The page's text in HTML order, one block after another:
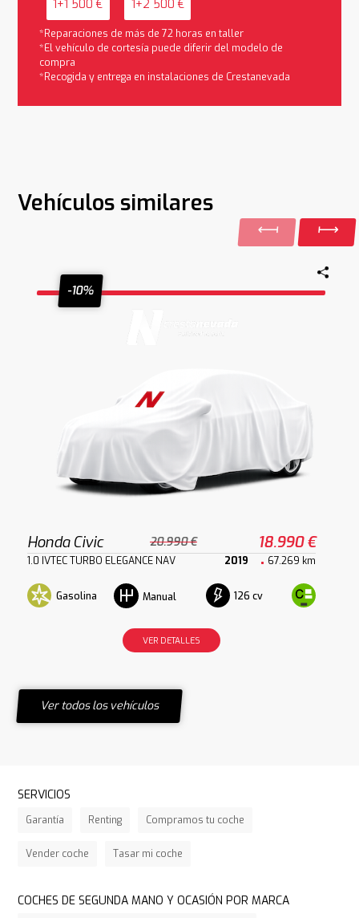
1+1 500 € 1+2 500 €
*Reparaciones de más de 72 horas en taller
*El vehículo de cortesía puede diferir del modelo de
compra
*Recogida y entrega en instalaciones de Crestanevada
Vehículos similares
-10%
Honda Civic 20.990 € 18.990 €
1.0 IVTEC TURBO ELEGANCE NAV 2019 67.269 km
Gasolina Manual 126 cv
VER DETALLES
Ver todos los vehículos
SERVICIOS
Garantía Renting Compramos tu coche
Vender coche Tasar mi coche
COCHES DE SEGUNDA MANO Y OCASIÓN POR MARCA